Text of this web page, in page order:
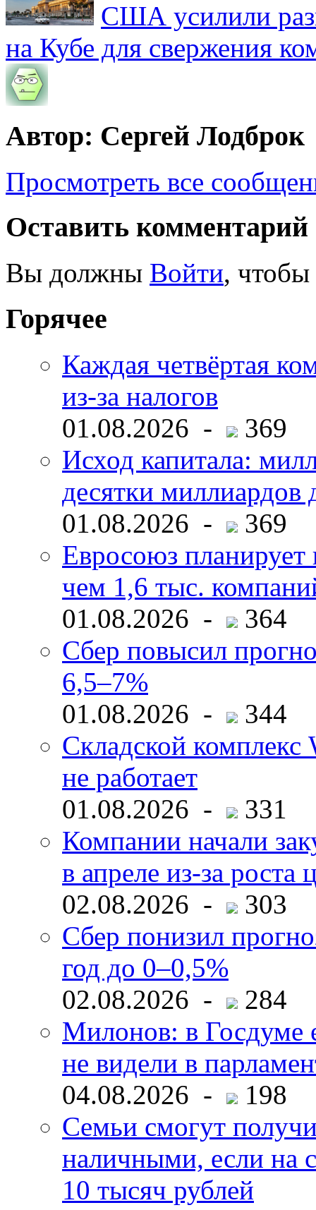
США усилили
на Кубе для свержения
Автор: Сергей Лодброк
Просмотреть все
Оставить комментарий
Вы должны Войти, чтобы
Горячее
Каждая четвёртая
из-за налогов
01.08.2026 -
369
Исход капитала:
десятки миллиардов
01.08.2026 -
369
Евросоюз планирует
чем 1,6 тыс.
01.08.2026 -
364
Сбер повысил
6,5–7%
01.08.2026 -
344
Складской комплекс
не работает
01.08.2026 -
331
Компании начали
в апреле из-за роста
02.08.2026 -
303
Сбер понизил
год до 0–0,5%
02.08.2026 -
284
Милонов: в Госдуме
не видели в
04.08.2026 -
198
Семьи смогут
наличными, если на
10 тысяч рублей